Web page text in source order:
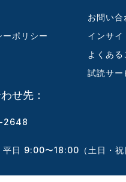
ーポリシー
お問い合
インサイ
よくある
試読サー
せ先：
2648
平日 9:00〜18:00（土日・祝